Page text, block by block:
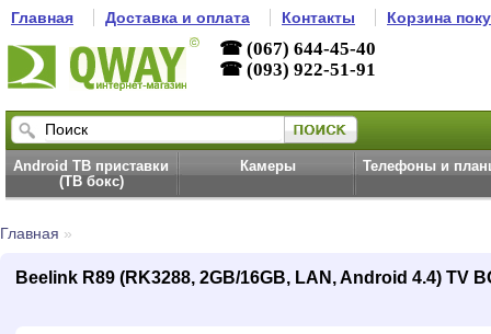
Главная Доставка и оплата Контакты Корзина
☎ (067) 644-45-40
☎ (093) 922-51-91
Android ТВ приставки
(ТВ бокс)
Камеры Телефоны и
Главная »
Beelink R89 (RK3288, 2GB/16GB, LAN, Android 4.4) TV